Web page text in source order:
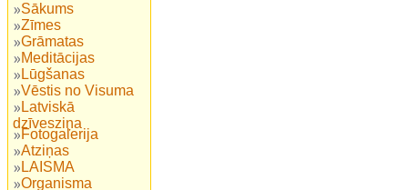
Sākums
Zīmes
Grāmatas
Meditācijas
Lūgšanas
Vēstis no Visuma
Latviskā
dzīvesziņa
Fotogalerija
Atziņas
LAISMA
Organisma